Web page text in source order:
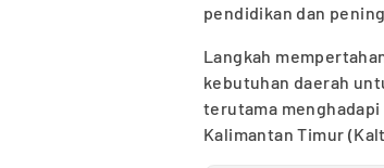
pendidikan dan
Langkah
kebutuhan daerah
terutama
Kalimantan Timur